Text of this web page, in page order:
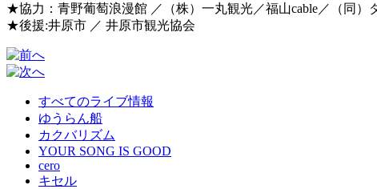
★協力：青野葡萄浪漫館 ／（株）一丸観光／福山cable／（同
★後援:井原市 ／ 井原市観光協会
すべてのライブ情報
ゆうらん船
カクバリズム
YOUR SONG IS GOOD
cero
キセル